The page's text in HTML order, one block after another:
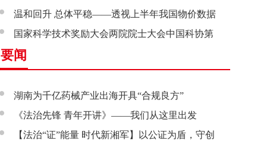
温和回升 总体平稳——透视上半年我国物价数据
国家科学技术奖励大会两院院士大会中国科协第
十一次全国代表大会在京召开
要闻
湖南为千亿药械产业出海开具“合规良方”
《法治先锋 青年开讲》——我们从这里出发
【法治“证”能量 时代新湘军】以公证为盾，守创